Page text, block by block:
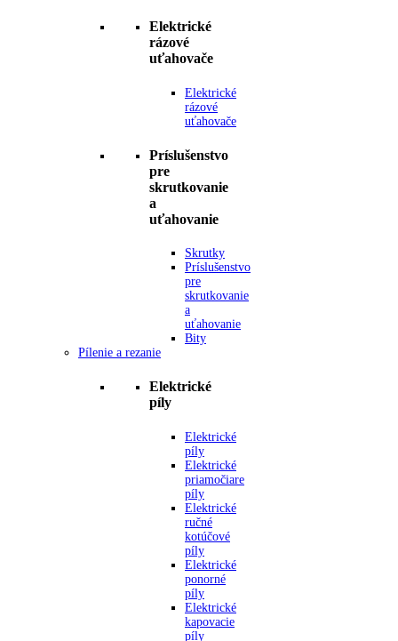
Elektrické
rázové
uťahovače
Elektrické
rázové
uťahovače
Príslušenstvo
pre
skrutkovanie
a
uťahovanie
Skrutky
Príslušenstvo
pre
skrutkovanie
a
uťahovanie
Bity
Pílenie a rezanie
Elektrické
píly
Elektrické
píly
Elektrické
priamočiare
píly
Elektrické
ručné
kotúčové
píly
Elektrické
ponorné
píly
Elektrické
kapovacie
píly